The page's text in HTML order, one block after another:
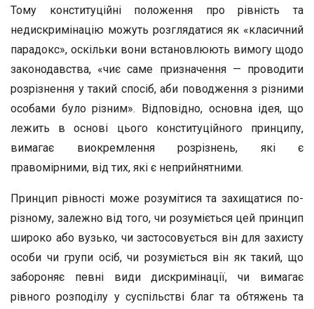
Тому конституційні положення про рівність та
недискримінацію можуть розглядатися як «класичний
парадокс», оскільки вони встановлюють вимогу щодо
законодавства, «чиє саме призначення — проводити
розрізнення у такий спосіб, аби поводження з різними
особами було різним». Відповідно, основна ідея, що
лежить в основі цього конституційного принципу,
вимагає виокремлення розрізнень, які є
правомірними, від тих, які є неприйнятними.
Принцип рівності може розумітися та захищатися по-
різному, залежно від того, чи розуміється цей принцип
широко або вузько, чи застосовується він для захисту
особи чи групи осіб, чи розуміється він як такий, що
забороняє певні види дискримінації, чи вимагає
рівного розподілу у суспільстві благ та обтяжень та